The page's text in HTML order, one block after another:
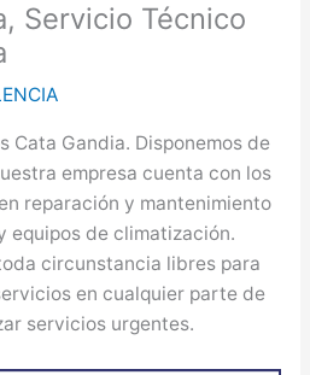
Servicio Técnico
Cata Gandia. Disponemos de
empresa cuenta con los
reparación y mantenimiento
equipos de climatización.
circunstancia libres para
en cualquier parte de
servicios urgentes.